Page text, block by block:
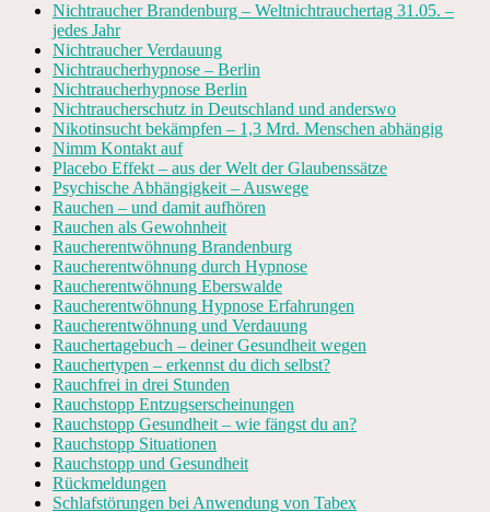
Nichtraucher Brandenburg – Weltnichtrauchertag 31.05. –
jedes Jahr
Nichtraucher Verdauung
Nichtraucherhypnose – Berlin
Nichtraucherhypnose Berlin
Nichtraucherschutz in Deutschland und anderswo
Nikotinsucht bekämpfen – 1,3 Mrd. Menschen abhängig
Nimm Kontakt auf
Placebo Effekt – aus der Welt der Glaubenssätze
Psychische Abhängigkeit – Auswege
Rauchen – und damit aufhören
Rauchen als Gewohnheit
Raucherentwöhnung Brandenburg
Raucherentwöhnung durch Hypnose
Raucherentwöhnung Eberswalde
Raucherentwöhnung Hypnose Erfahrungen
Raucherentwöhnung und Verdauung
Rauchertagebuch – deiner Gesundheit wegen
Rauchertypen – erkennst du dich selbst?
Rauchfrei in drei Stunden
Rauchstopp Entzugserscheinungen
Rauchstopp Gesundheit – wie fängst du an?
Rauchstopp Situationen
Rauchstopp und Gesundheit
Rückmeldungen
Schlafstörungen bei Anwendung von Tabex